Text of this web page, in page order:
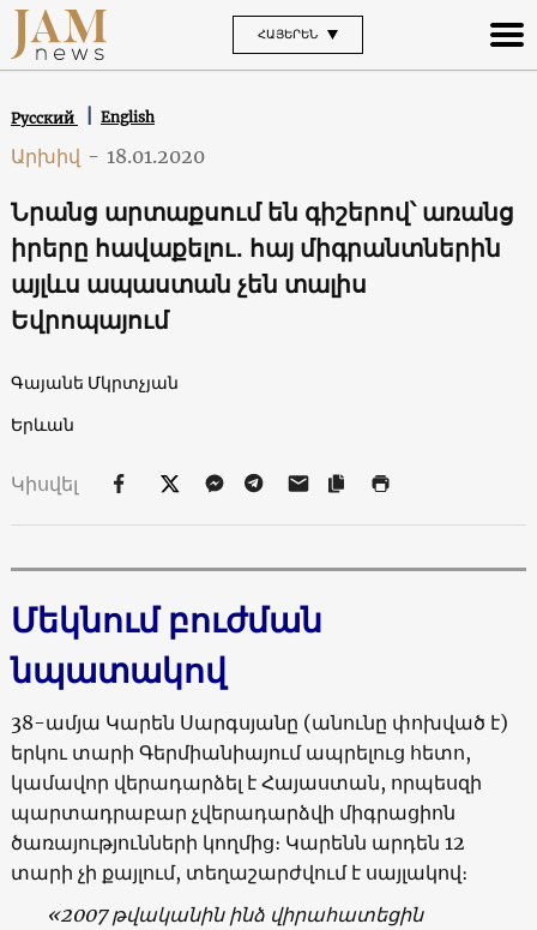
ՀԱՅԵՐԵՆ
Русский English
Արխիվ - 18.01.2020
Նրանց արտաքսում են գիշերով՝ առանց
իրերը հավաքելու․ հայ միգրանտներին
այլևս ապաստան չեն տալիս
Եվրոպայում
Գայանե Մկրտչյան
Երևան
Կիսվել
Մեկնում բուժման
նպատակով
38-ամյա Կարեն Սարգսյանը (անունը փոխված է)
երկու տարի Գերմիանիայում ապրելուց հետո,
կամավոր վերադարձել է Հայաստան, որպեսզի
պարտադրաբար չվերադարձվի միգրացիոն
ծառայությունների կողմից։ Կարենն արդեն 12
տարի չի քայլում, տեղաշարժվում է սայլակով։
«2007թվականին ինձ վիրահատեցին